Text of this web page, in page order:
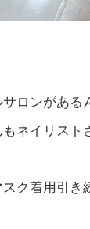
ロンがある
ネイリスト
ク着用引き